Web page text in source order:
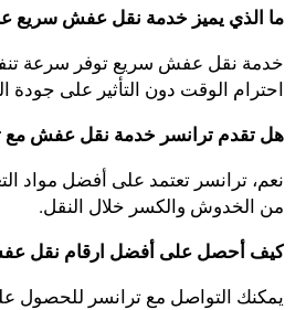
ما الذي يميز خدمة نقل عفش سريع
خدمة نقل عفش سريع توفر سرعة
احترام الوقت دون التأثير على جودة
هل تقدم ترانسر خدمة نقل عفش مع
نعم، ترانسر تعتمد على أفضل مواد
من الخدوش والكسر خلال النقل.
كيف أحصل على أفضل ارقام نقل
يمكنك التواصل مع ترانسر للحصول